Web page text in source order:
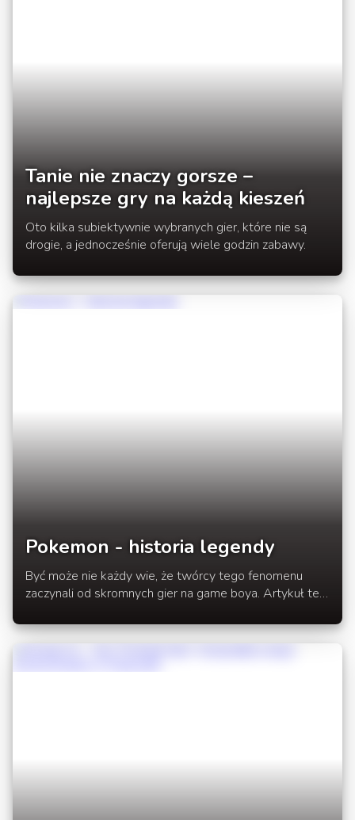
Tanie nie znaczy gorsze –
najlepsze gry na każdą kieszeń
Oto kilka subiektywnie wybranych gier, które nie są
drogie, a jednocześnie oferują wiele godzin zabawy.
Pokemon - historia legendy
Być może nie każdy wie, że twórcy tego fenomenu
zaczynali od skromnych gier na game boya. Artykuł ten
najlepszych tytułów z serii.